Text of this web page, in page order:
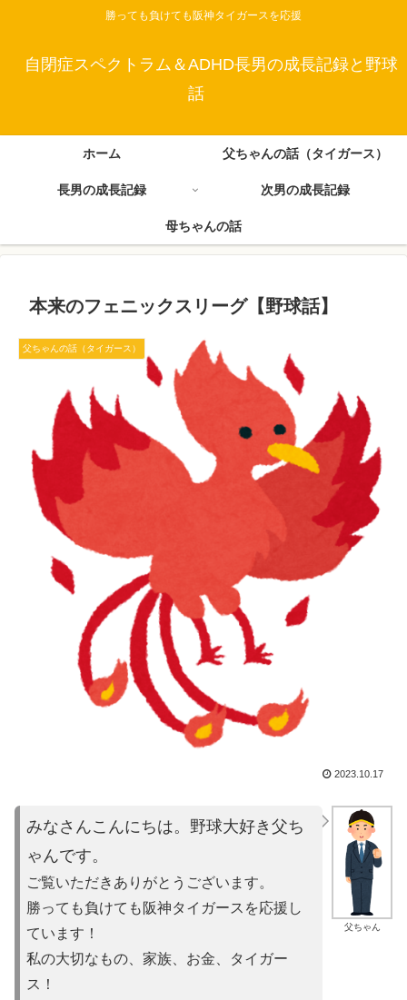
勝っても負けても阪神タイガースを応援
自閉症スペクトラム＆ADHD長男の成長記録と野球
話
ホーム 父ちゃんの話（タイガース）
長男の成長記録 次男の成長記録
母ちゃんの話
本来のフェニックスリーグ【野球話】
父ちゃんの話（タイガース）
2023.10.17
父ちゃん
みなさんこんにちは。野球大好き父ち
ゃんです。
ご覧いただきありがとうございます。
勝っても負けても阪神タイガースを応援し
ています！
私の大切なもの、家族、お金、タイガー
ス！